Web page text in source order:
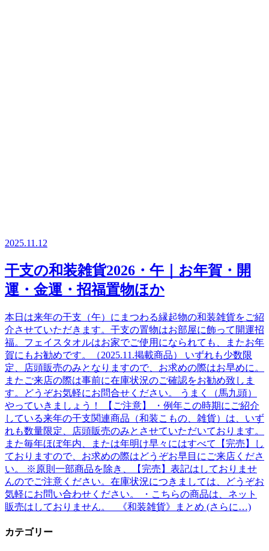
2025.11.12
干支の和装雑貨2026・午｜お年賀・開
運・金運・招福置物ほか
本日は来年の干支（午）にまつわる縁起物の和装雑貨をご紹
介させていただきます。干支の置物はお部屋に飾って開運招
福。フェイスタオルはお家でご使用になられても、またお年
賀にもお勧めです。（2025.11.掲載商品） いずれも少数限
定、店頭販売のみとなりますので、お求めの際はお早めに。
またご来店の際は事前に在庫状況のご確認をお勧め致しま
す。どうぞお気軽にお問合せください。 うまく（馬九頭）
やっていきましょう！ 【ご注意】 ・例年この時期にご紹介
している来年の干支関連商品（和装こもの、雑貨）は、いず
れも数量限定、店頭販売のみとさせていただいております。
また毎年ほぼ年内、または年明け早々にはすべて【完売】し
ておりますので、お求めの際はどうぞお早目にご来店くださ
い。 ※原則一部商品を除き、【完売】表記はしておりませ
んのでご注意ください。在庫状況につきましては、どうぞお
気軽にお問い合わせください。 ・こちらの商品は、ネット
販売はしておりません。 《和装雑貨》まとめ (さらに…)
カテゴリー